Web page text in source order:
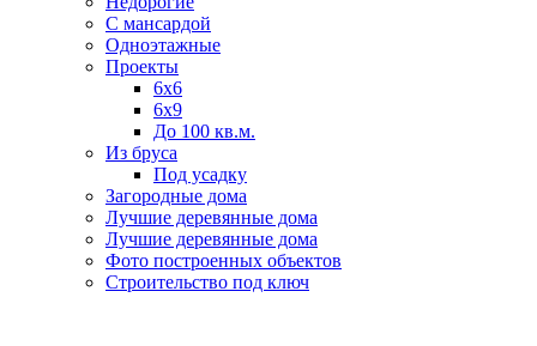
С мансардой
Одноэтажные
Проекты
6х6
6х9
До 100 кв.м.
Из бруса
Под усадку
Загородные дома
Лучшие деревянные дома
Лучшие деревянные дома
Фото построенных объектов
Строительство под ключ